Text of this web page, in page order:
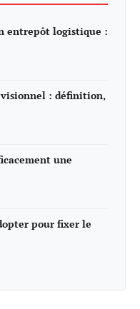
entrepôt logistique :
: définition,
une
pour fixer le